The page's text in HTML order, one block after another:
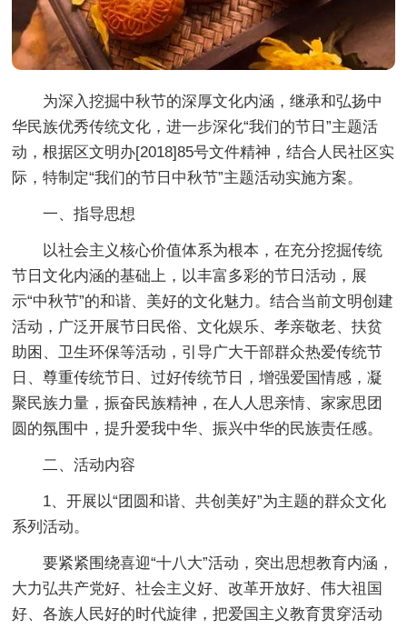
为深入挖掘中秋节的深厚文化内涵，继承和弘扬中
华民族优秀传统文化，进一步深化“我们的节日”主题活
动，根据区文明办[2018]85号文件精神，结合人民社区实
际，特制定“我们的节日中秋节”主题活动实施方案。
一、指导思想
以社会主义核心价值体系为根本，在充分挖掘传统
节日文化内涵的基础上，以丰富多彩的节日活动，展
示“中秋节”的和谐、美好的文化魅力。结合当前文明创建
活动，广泛开展节日民俗、文化娱乐、孝亲敬老、扶贫
助困、卫生环保等活动，引导广大干部群众热爱传统节
日、尊重传统节日、过好传统节日，增强爱国情感，凝
聚民族力量，振奋民族精神，在人人思亲情、家家思团
圆的氛围中，提升爱我中华、振兴中华的民族责任感。
二、活动内容
1、开展以“团圆和谐、共创美好”为主题的群众文化
系列活动。
要紧紧围绕喜迎“十八大”活动，突出思想教育内涵，
大力弘共产党好、社会主义好、改革开放好、伟大祖国
好、各族人民好的时代旋律，把爱国主义教育贯穿活动